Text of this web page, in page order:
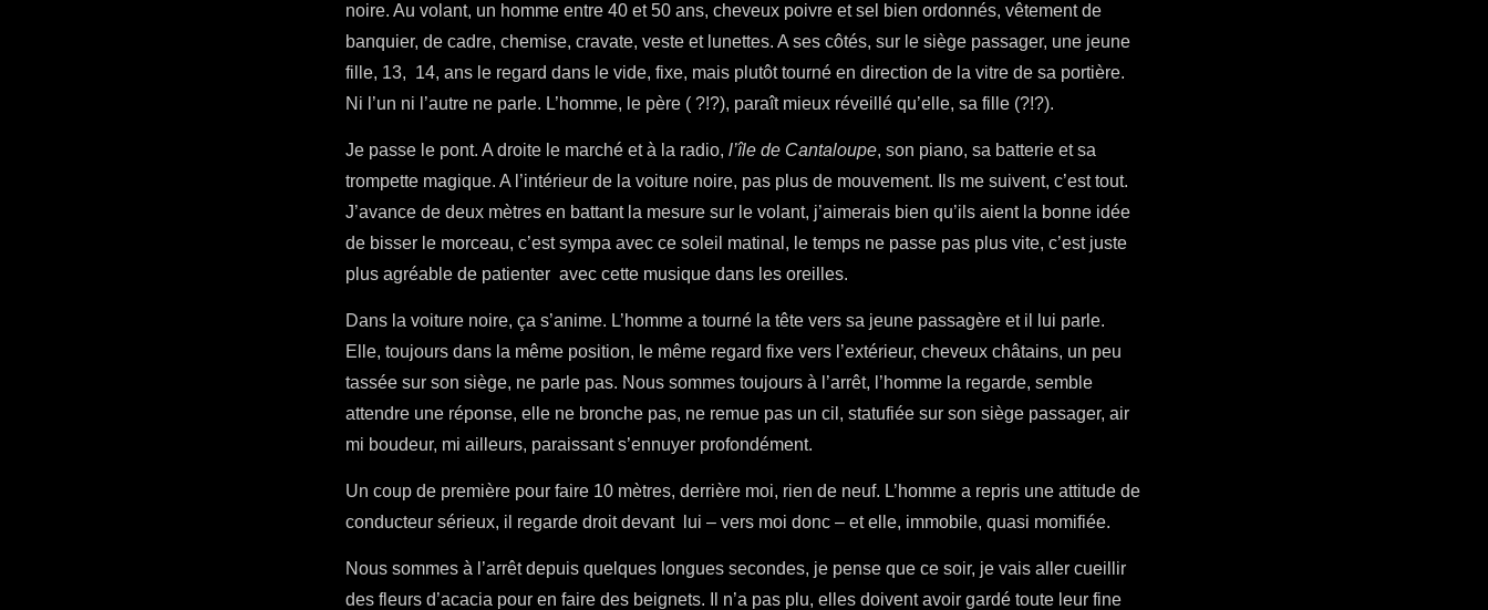
noire. Au volant, un homme entre 40 et 50 ans, cheveux poivre et sel bien ordonnés, vêtement de
banquier, de cadre, chemise, cravate, veste et lunettes. A ses côtés, sur le siège passager, une jeune
fille, 13, 14, ans le regard dans le vide, fixe, mais plutôt tourné en direction de la vitre de sa portière.
Ni l’un ni l’autre ne parle. L’homme, le père ( ?!?), paraît mieux réveillé qu’elle, sa fille (?!?).
Je passe le pont. A droite le marché et à la radio, l’île de Cantaloupe, son piano, sa batterie et sa
trompette magique. A l’intérieur de la voiture noire, pas plus de mouvement. Ils me suivent, c’est tout.
J’avance de deux mètres en battant la mesure sur le volant, j’aimerais bien qu’ils aient la bonne idée
de bisser le morceau, c’est sympa avec ce soleil matinal, le temps ne passe pas plus vite, c’est juste
plus agréable de patienter avec cette musique dans les oreilles.
Dans la voiture noire, ça s’anime. L’homme a tourné la tête vers sa jeune passagère et il lui parle.
Elle, toujours dans la même position, le même regard fixe vers l’extérieur, cheveux châtains, un peu
tassée sur son siège, ne parle pas. Nous sommes toujours à l’arrêt, l’homme la regarde, semble
attendre une réponse, elle ne bronche pas, ne remue pas un cil, statufiée sur son siège passager, air
mi boudeur, mi ailleurs, paraissant s’ennuyer profondément.
Un coup de première pour faire 10 mètres, derrière moi, rien de neuf. L’homme a repris une attitude de
conducteur sérieux, il regarde droit devant lui – vers moi donc – et elle, immobile, quasi momifiée.
Nous sommes à l’arrêt depuis quelques longues secondes, je pense que ce soir, je vais aller cueillir
des fleurs d’acacia pour en faire des beignets. Il n’a pas plu, elles doivent avoir gardé toute leur fine